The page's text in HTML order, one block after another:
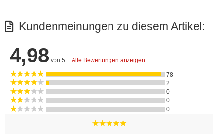
Kundenmeinungen zu diesem Artikel:
4,98 von 5 Alle Bewertungen anzeigen
78
2
0
0
0